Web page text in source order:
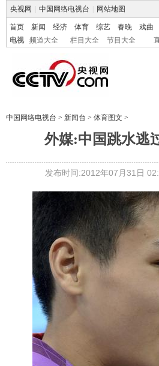
央视网 中国网络电视台 网站地图
首页 新闻 经济 体育 综艺 春晚 戏曲
电视
频道大全 栏目大全 节目大全
中国网络电视台 > 新闻台 > 体育图文 >
外媒:中国跳水逃
发布时间:2012年07月31日